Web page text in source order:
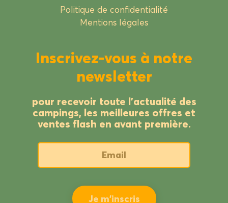
Politique de confidentialité
Mentions légales
Inscrivez-vous à notre
newsletter
pour recevoir toute l’actualité des
campings, les meilleures offres et
ventes flash en avant première.